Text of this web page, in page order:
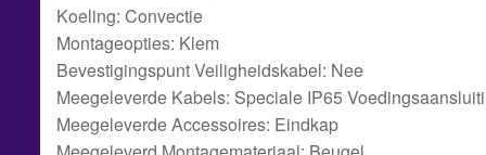
Koeling: Convectie
Montageopties: Klem
Bevestigingspunt Veiligheidskabel: Nee
Meegeleverde Kabels: Speciale IP65
Meegeleverde Accessoires: Eindkap